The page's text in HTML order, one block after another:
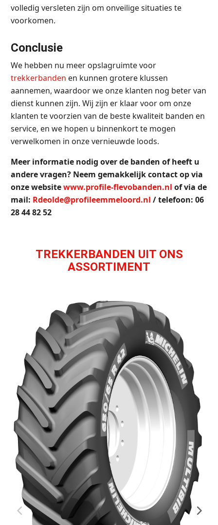
volledig versleten zijn om onveilige situaties te
voorkomen.
Conclusie
We hebben nu meer opslagruimte voor
trekkerbanden en kunnen grotere klussen
aannemen, waardoor we onze klanten nog beter van
dienst kunnen zijn. Wij zijn er klaar voor om onze
klanten te voorzien van de beste kwaliteit banden en
service, en we hopen u binnenkort te mogen
verwelkomen in onze vernieuwde loods.
Meer informatie nodig over de banden of heeft u
andere vragen? Neem gemakkelijk contact op via
onze websitewww.profile-flevobanden.nl of via de
mail: Rdeolde@profileemmeloord.nl / telefoon: 06
28 44 82 52
TREKKERBANDEN UIT ONS
ASSORTIMENT